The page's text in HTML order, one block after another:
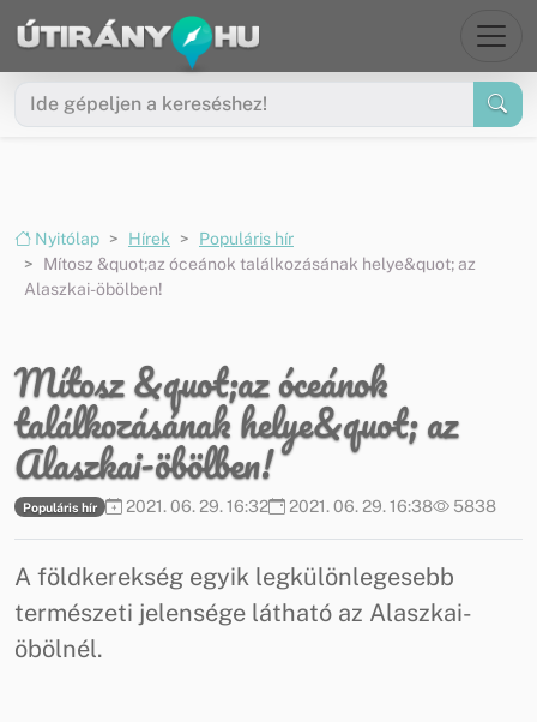
Ugrás a menüre
Ugrás a tartalomra
Nyitólap Hírek
Populáris hír
Mítosz &quot;az óceánok találkozásának helye&quot; az
Alaszkai-öbölben!
Mítosz &quot;az óceánok
találkozásának helye&quot; az
Alaszkai-öbölben!
Populáris hír 2021. 06. 29. 16:32 2021. 06. 29. 16:38 5838
A földkerekség egyik legkülönlegesebb
természeti jelensége látható az Alaszkai-
öbölnél.